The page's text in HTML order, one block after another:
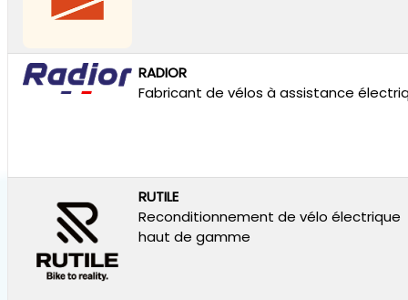
RADIOR
Fabricant de vélos à assistance
RUTILE
Reconditionnement de vélo électrique
haut de gamme